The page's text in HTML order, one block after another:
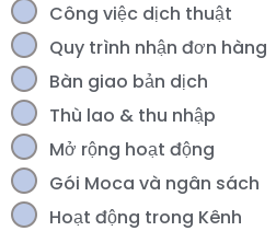
Công việc dịch thuật
Quy trình nhận đơn hàng
Bàn giao bản dịch
Thù lao & thu nhập
Mở rộng hoạt động
Gói Moca và ngân sách
Hoạt động trong Kênh